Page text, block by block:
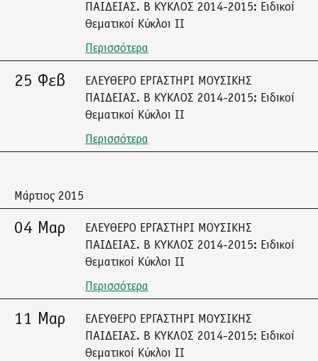
ΠΑΙΔΕΙΑΣ. Β ΚΥΚΛΟΣ 2014-2015: Ειδικοί
Θεματικοί Κύκλοι ΙΙ
Περισσότερα
25 Φεβ
ΕΛΕΥΘΕΡΟ ΕΡΓΑΣΤΗΡΙ ΜΟΥΣΙΚΗΣ
ΠΑΙΔΕΙΑΣ. Β ΚΥΚΛΟΣ 2014-2015: Ειδικοί
Θεματικοί Κύκλοι ΙΙ
Περισσότερα
Μάρτιος 2015
04 Μαρ
ΕΛΕΥΘΕΡΟ ΕΡΓΑΣΤΗΡΙ ΜΟΥΣΙΚΗΣ
ΠΑΙΔΕΙΑΣ. Β ΚΥΚΛΟΣ 2014-2015: Ειδικοί
Θεματικοί Κύκλοι ΙΙ
Περισσότερα
11 Μαρ
ΕΛΕΥΘΕΡΟ ΕΡΓΑΣΤΗΡΙ ΜΟΥΣΙΚΗΣ
ΠΑΙΔΕΙΑΣ. Β ΚΥΚΛΟΣ 2014-2015: Ειδικοί
Θεματικοί Κύκλοι ΙΙ